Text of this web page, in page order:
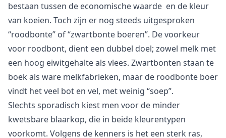
bestaan tussen de economische waarde en de kleur
van koeien. Toch zijn er nog steeds uitgesproken
“roodbonte” of “zwartbonte boeren”. De voorkeur
voor roodbont, dient een dubbel doel; zowel melk met
een hoog eiwitgehalte als vlees. Zwartbonten staan te
boek als ware melkfabrieken, maar de roodbonte boer
vindt het veel bot en vel, met weinig “soep”.
Slechts sporadisch kiest men voor de minder
kwetsbare blaarkop, die in beide kleurentypen
voorkomt. Volgens de kenners is het een sterk ras,